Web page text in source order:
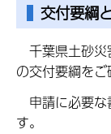
交付要綱
千葉県土砂災
の交付要綱をご
申請に必要な
す。